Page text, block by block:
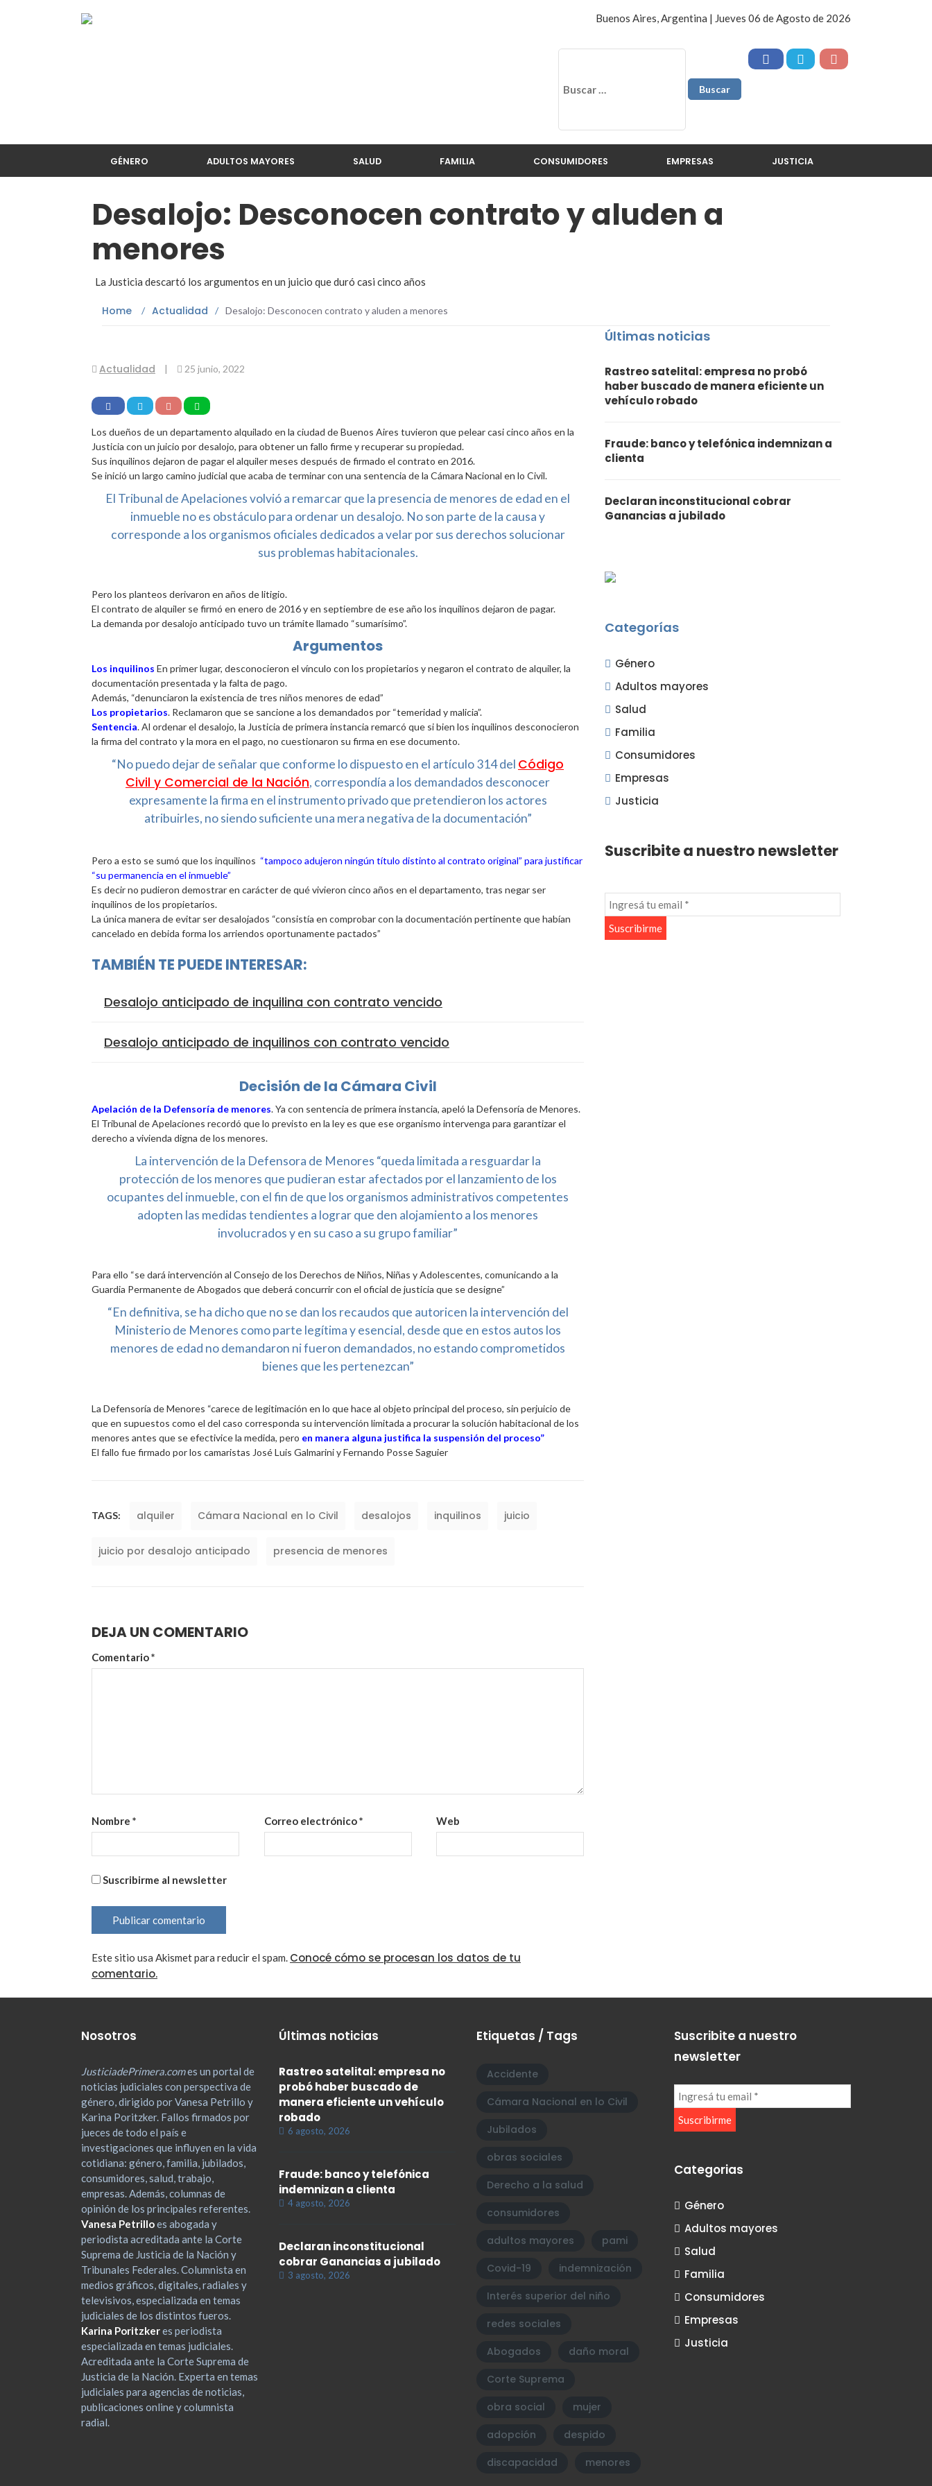
Buenos Aires, Argentina | Jueves 06 de Agosto de 2026
GÉNERO ADULTOS MAYORES SALUD FAMILIA CONSUMIDORES EMPRESAS JUSTICIA
Desalojo: Desconocen contrato y aluden a
menores
La Justicia descartó los argumentos en un juicio que duró casi cinco años
Home / Actualidad / Desalojo: Desconocen contrato y aluden a menores
Actualidad | 25 junio, 2022
Los dueños de un departamento alquilado en la ciudad de Buenos Aires tuvieron que pelear casi cinco años en la
Justicia con un juicio por desalojo, para obtener un fallo firme y recuperar su propiedad.
Sus inquilinos dejaron de pagar el alquiler meses después de firmado el contrato en 2016.
Se inició un largo camino judicial que acaba de terminar con una sentencia de la Cámara Nacional en lo Civil.
El Tribunal de Apelaciones volvió a remarcar que la presencia de menores de edad en el
inmueble no es obstáculo para ordenar un desalojo. No son parte de la causa y
corresponde a los organismos oficiales dedicados a velar por sus derechos solucionar
sus problemas habitacionales.
Pero los planteos derivaron en años de litigio.
El contrato de alquiler se firmó en enero de 2016 y en septiembre de ese año los inquilinos dejaron de pagar.
La demanda por desalojo anticipado tuvo un trámite llamado “sumarísimo”.
Argumentos
Los inquilinos En primer lugar, desconocieron el vínculo con los propietarios y negaron el contrato de alquiler, la
documentación presentada y la falta de pago.
Además, “denunciaron la existencia de tres niños menores de edad”
Los propietarios. Reclamaron que se sancione a los demandados por “temeridad y malicia”.
Sentencia. Al ordenar el desalojo, la Justicia de primera instancia remarcó que si bien los inquilinos desconocieron
la firma del contrato y la mora en el pago, no cuestionaron su firma en ese documento.
“No puedo dejar de señalar que conforme lo dispuesto en el artículo 314 del Código
Civil y Comercial de la Nación, correspondía a los demandados desconocer
expresamente la firma en el instrumento privado que pretendieron los actores
atribuirles, no siendo suficiente una mera negativa de la documentación”
Pero a esto se sumó que los inquilinos “tampoco adujeron ningún título distinto al contrato original” para justificar
“su permanencia en el inmueble”
Es decir no pudieron demostrar en carácter de qué vivieron cinco años en el departamento, tras negar ser
inquilinos de los propietarios.
La única manera de evitar ser desalojados “consistía en comprobar con la documentación pertinente que habían
cancelado en debida forma los arriendos oportunamente pactados”
TAMBIÉN TE PUEDE INTERESAR:
Desalojo anticipado de inquilina con contrato vencido
Desalojo anticipado de inquilinos con contrato vencido
Decisión de la Cámara Civil
Apelación de la Defensoría de menores. Ya con sentencia de primera instancia, apeló la Defensoría de Menores.
El Tribunal de Apelaciones recordó que lo previsto en la ley es que ese organismo intervenga para garantizar el
derecho a vivienda digna de los menores.
La intervención de la Defensora de Menores “queda limitada a resguardar la
protección de los menores que pudieran estar afectados por el lanzamiento de los
ocupantes del inmueble, con el fin de que los organismos administrativos competentes
adopten las medidas tendientes a lograr que den alojamiento a los menores
involucrados y en su caso a su grupo familiar”
Para ello “se dará intervención al Consejo de los Derechos de Niños, Niñas y Adolescentes, comunicando a la
Guardia Permanente de Abogados que deberá concurrir con el oficial de justicia que se designe”
“En definitiva, se ha dicho que no se dan los recaudos que autoricen la intervención del
Ministerio de Menores como parte legítima y esencial, desde que en estos autos los
menores de edad no demandaron ni fueron demandados, no estando comprometidos
bienes que les pertenezcan”
La Defensoría de Menores “carece de legitimación en lo que hace al objeto principal del proceso, sin perjuicio de
que en supuestos como el del caso corresponda su intervención limitada a procurar la solución habitacional de los
menores antes que se efectivice la medida, pero en manera alguna justifica la suspensión del proceso”
El fallo fue firmado por los camaristas José Luis Galmarini y Fernando Posse Saguier
TAGS: alquiler Cámara Nacional en lo Civil desalojos inquilinos juicio
juicio por desalojo anticipado presencia de menores
DEJA UN COMENTARIO
Comentario*
Nombre * Correo electrónico* Web
Suscribirme al newsletter
Este sitio usa Akismet para reducir el spam. Conocé cómo se procesan los datos de tu
comentario.
Últimas noticias
Rastreo satelital: empresa no probó
haber buscado de manera eficiente un
vehículo robado
Fraude: banco y telefónica indemnizan a
clienta
Declaran inconstitucional cobrar
Ganancias a jubilado
Categorías
Género
Adultos mayores
Salud
Familia
Consumidores
Empresas
Justicia
Suscribite a nuestro newsletter
Nosotros
JusticiadePrimera.comes un portal de
noticias judiciales con perspectiva de
género, dirigido por Vanesa Petrillo y
Karina Poritzker. Fallos firmados por
jueces de todo el país e
investigaciones que influyen en la vida
cotidiana: género, familia, jubilados,
consumidores, salud, trabajo,
empresas. Además, columnas de
opinión de los principales referentes.
Vanesa Petrilloes abogada y
periodista acreditada ante la Corte
Suprema de Justicia de la Nación y
Tribunales Federales. Columnista en
medios gráficos, digitales, radiales y
televisivos, especializada en temas
judiciales de los distintos fueros.
Karina Poritzkeres periodista
especializada en temas judiciales.
Acreditada ante la Corte Suprema de
Justicia de la Nación. Experta en temas
judiciales para agencias de noticias,
publicaciones online y columnista
radial.
Últimas noticias
Rastreo satelital: empresa no
probó haber buscado de
manera eficiente un vehículo
robado
6 agosto, 2026
Fraude: banco y telefónica
indemnizan a clienta
4 agosto, 2026
Declaran inconstitucional
cobrar Ganancias a jubilado
3 agosto, 2026
Etiquetas / Tags
Accidente
Cámara Nacional en lo Civil
Jubilados
obras sociales
Derecho a la salud
consumidores
adultos mayores
pami
Covid-19
indemnización
Interés superior del niño
redes sociales
Abogados
daño moral
Corte Suprema
obra social
mujer
adopción
despido
discapacidad
menores
Suscribite a nuestro
newsletter
Categorias
Género
Adultos mayores
Salud
Familia
Consumidores
Empresas
Justicia